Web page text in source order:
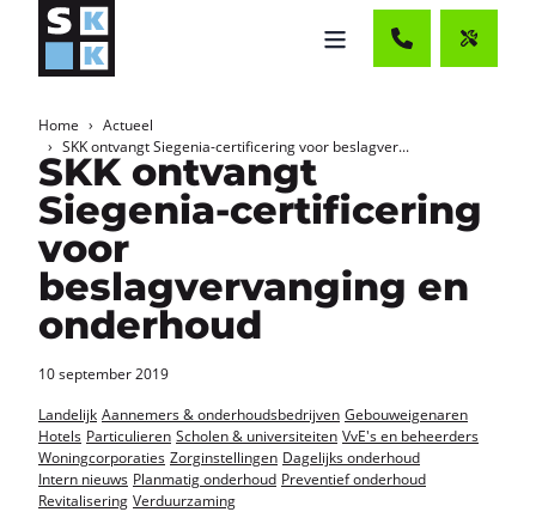
Home
Actueel
SKK ontvangt Siegenia-certificering voor beslagver...
SKK ontvangt
Siegenia-certificering
voor
beslagvervanging en
onderhoud
10 september 2019
Landelijk Aannemers & onderhoudsbedrijven Gebouweigenaren
Hotels Particulieren Scholen & universiteiten VvE's en beheerders
Woningcorporaties Zorginstellingen Dagelijks onderhoud
Intern nieuws Planmatig onderhoud Preventief onderhoud
Revitalisering Verduurzaming